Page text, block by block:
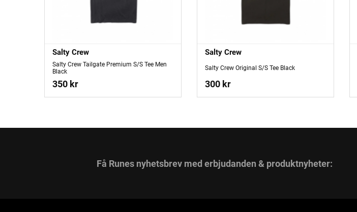
Salty Crew
Salty Crew Tailgate Premium S/S Tee Men
Black
350 kr
Salty Crew
Salty Crew Original S/S Tee Black
300 kr
Få Runes nyhetsbrev med erbjudanden & produktnyheter: